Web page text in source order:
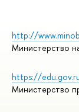
http://
Министерство
https://
Министерство